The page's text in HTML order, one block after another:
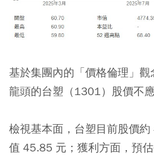
基於集團內的「價格倫理」
龍頭的台塑（1301）股價不應
檢視基本面，台塑目前股價
值 45.85 元；獲利方面，預